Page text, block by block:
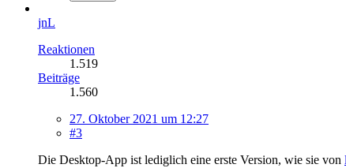
jnL
Reaktionen
1.519
Beiträge
1.560
27. Oktober 2021 um 12:27
#3
Die Desktop-App ist lediglich eine erste Version, wie sie von